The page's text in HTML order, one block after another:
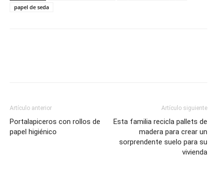
papel de seda
Artículo anterior
Portalapiceros con rollos de
papel higiénico
Artículo siguiente
Esta familia recicla pallets de
madera para crear un
sorprendente suelo para su
vivienda